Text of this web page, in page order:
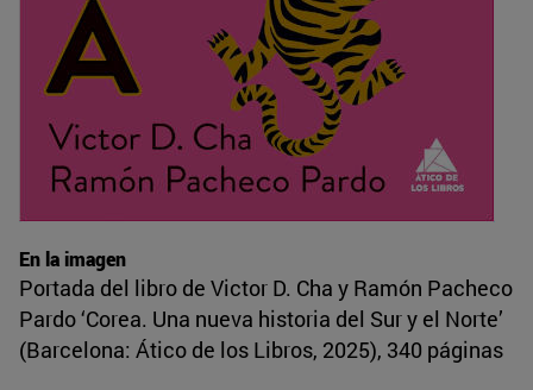
En la imagen
Portada del libro de Victor D. Cha y Ramón Pacheco
Pardo ‘Corea. Una nueva historia del Sur y el Norte’
(Barcelona: Ático de los Libros, 2025), 340 páginas